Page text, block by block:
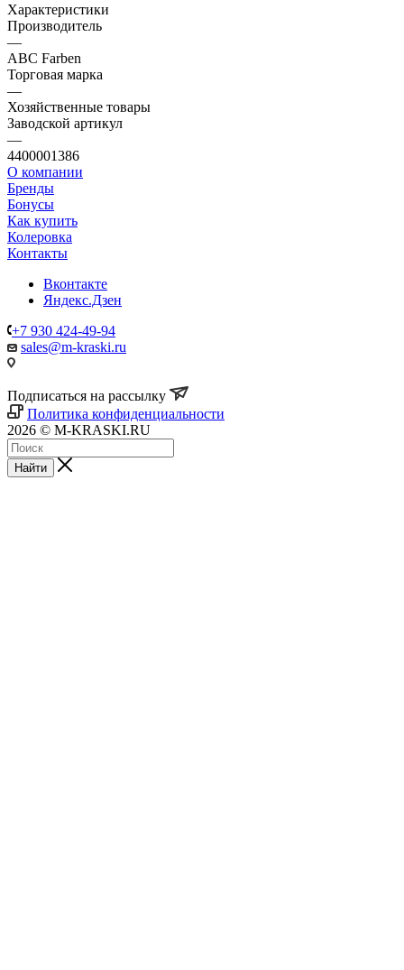
Характеристики
Производитель
—
ABC Farben
Торговая марка
—
Хозяйственные товары
Заводской артикул
—
4400001386
О компании
Бренды
Бонусы
Как купить
Колеровка
Контакты
Вконтакте
Яндекс.Дзен
+7 930 424-49-94
sales@m-kraski.ru
Подписаться на рассылку
Политика конфиденциальности
2026 © M-KRASKI.RU
Найти